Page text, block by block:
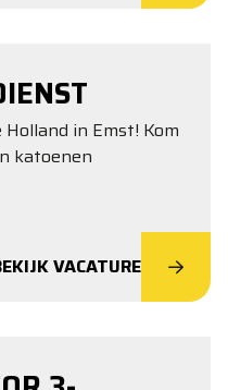
in Emst! Kom
katoenen
VACATURE